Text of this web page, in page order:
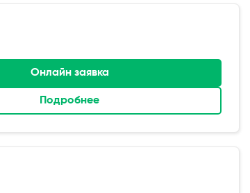
Онлайн заявка
Подробнее